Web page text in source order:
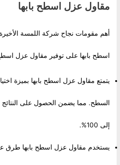
مقاول عزل اسطح بابها
أهم مقومات نجاح شركة اللمسة
اسطح بابها على توفير مقاول عزل اسطح
يتمتع مقاول عزل اسطح بابها بميزة
السطح. مما يضمن الحصول على النتائج
إلى 100%.
يستخدم مقاول عزل اسطح بابها طرق